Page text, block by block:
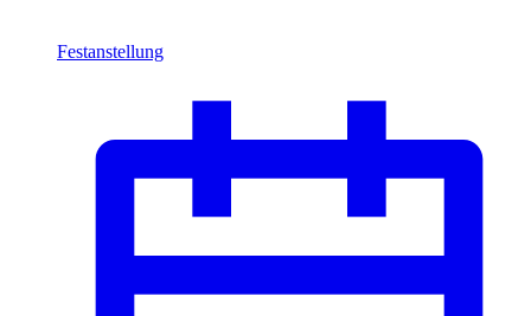
Festanstellung